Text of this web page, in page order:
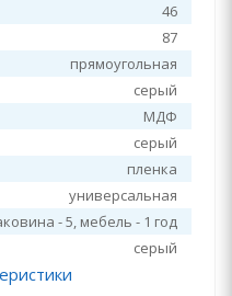
46
87
прямоугольная
серый
МДФ
серый
пленка
универсальная
- 5, мебель - 1 год
серый